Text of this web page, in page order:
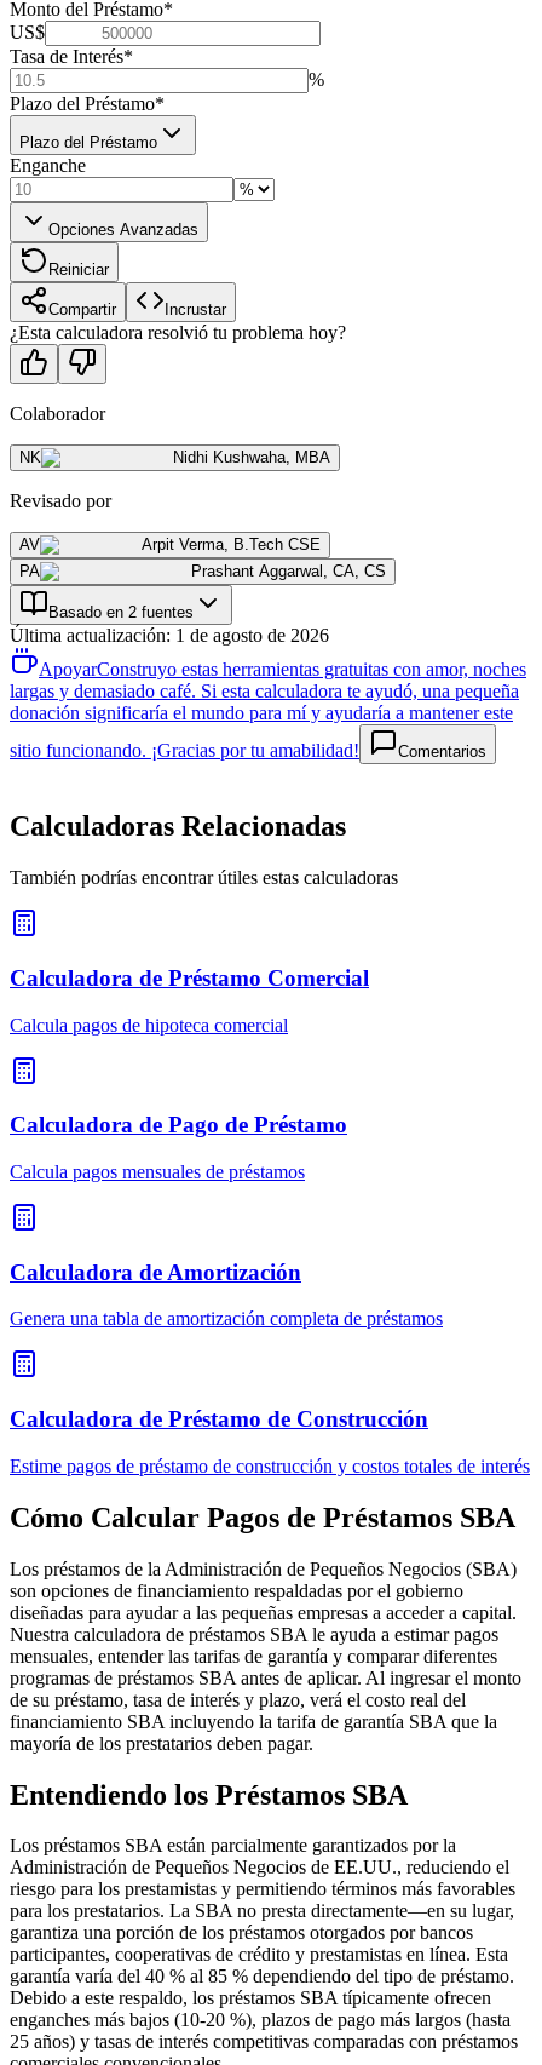
Monto del Préstamo*
US$
Tasa de Interés*
%
Plazo del Préstamo*
Plazo del Préstamo
Enganche
Opciones Avanzadas
Reiniciar
Compartir Incrustar
¿Esta calculadora resolvió tu problema hoy?
Colaborador
NK Nidhi Kushwaha, MBA
Revisado por
AV Arpit Verma, B.Tech CSE
PA
Prashant Aggarwal , CA, CS
Basado en 2 fuentes
Última actualización: 1 de agosto de 2026
ApoyarConstruyo estas herramientas gratuitas con amor, noches
largas y demasiado café. Si esta calculadora te ayudó, una pequeña
donación significaría el mundo para mí y ayudaría a mantener este
sitio funcionando. ¡Gracias por tu amabilidad!
Comentarios
Calculadoras Relacionadas
También podrías encontrar útiles estas calculadoras
Calculadora de Préstamo Comercial
Calcula pagos de hipoteca comercial
Calculadora de Pago de Préstamo
Calcula pagos mensuales de préstamos
Calculadora de Amortización
Genera una tabla de amortización completa de préstamos
Calculadora de Préstamo de Construcción
Estime pagos de préstamo de construcción y costos totales de interés
Cómo Calcular Pagos de Préstamos SBA
Los préstamos de la Administración de Pequeños Negocios (SBA)
son opciones de financiamiento respaldadas por el gobierno
diseñadas para ayudar a las pequeñas empresas a acceder a capital.
Nuestra calculadora de préstamos SBA le ayuda a estimar pagos
mensuales, entender las tarifas de garantía y comparar diferentes
programas de préstamos SBA antes de aplicar. Al ingresar el monto
de su préstamo, tasa de interés y plazo, verá el costo real del
financiamiento SBA incluyendo la tarifa de garantía SBA que la
mayoría de los prestatarios deben pagar.
Entendiendo los Préstamos SBA
Los préstamos SBA están parcialmente garantizados por la
Administración de Pequeños Negocios de EE.UU., reduciendo el
riesgo para los prestamistas y permitiendo términos más favorables
para los prestatarios. La SBA no presta directamente—en su lugar,
garantiza una porción de los préstamos otorgados por bancos
participantes, cooperativas de crédito y prestamistas en línea. Esta
garantía varía del 40 % al 85 % dependiendo del tipo de préstamo.
Debido a este respaldo, los préstamos SBA típicamente ofrecen
enganches más bajos (10-20 %), plazos de pago más largos (hasta
25 años) y tasas de interés competitivas comparadas con préstamos